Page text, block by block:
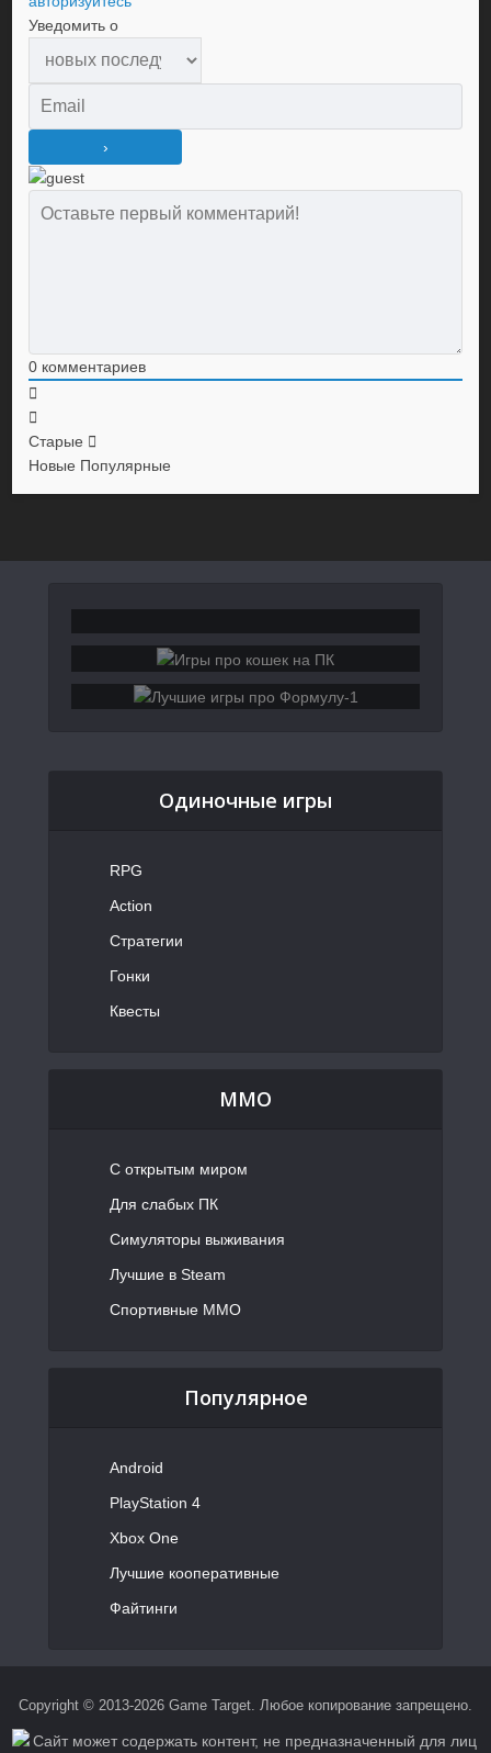
Уведомить о
0 комментариев
Старые
Новые Популярные
Одиночные игры
RPG
Action
Стратегии
Гонки
Квесты
MMO
С открытым миром
Для слабых ПК
Симуляторы выживания
Лучшие в Steam
Спортивные MMO
Популярное
Android
PlayStation 4
Xbox One
Лучшие кооперативные
Файтинги
Copyright © 2013-2026 Game Target. Любое копирование запрещено.